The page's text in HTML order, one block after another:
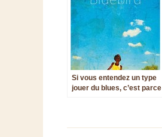
Si vous entendez un type
jouer du blues, c’est parce